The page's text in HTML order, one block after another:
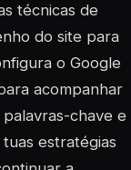
técnicas de
do site para
o Google
acompanhar
chave e
estratégias